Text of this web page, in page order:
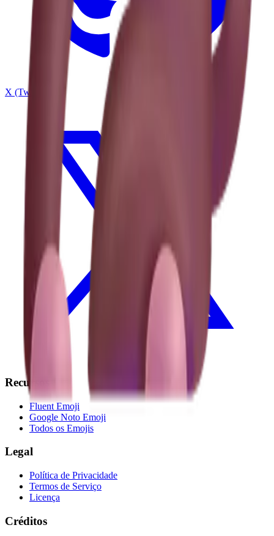
X (Twitter)
Recursos
Fluent Emoji
Google Noto Emoji
Todos os Emojis
Legal
Política de Privacidade
Termos de Serviço
Licença
Créditos